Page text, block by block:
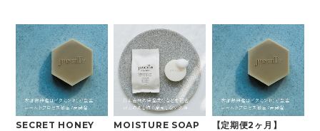
SECRET HONEY
MOISTURE SOAP
【定期便2ヶ月】